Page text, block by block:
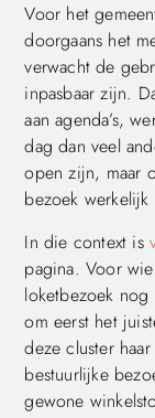
Voor het
doorgaans het
verwacht de
inpasbaar zijn.
aan agenda’s,
dag dan veel
open zijn, maar
bezoek
In die context is
pagina. Voor
loketbezoek
om eerst het
deze cluster
bestuurlijke
gewone